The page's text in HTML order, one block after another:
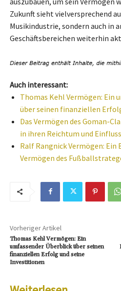
Zukunft sieht vielversprechend
Musikindustrie, sondern auch in
Geschäftsbereichen weiterhin
Auch interessant:
Thomas Kehl Vermögen: Ein
über seinen finanziellen
Das Vermögen des Goman-
in ihren Reichtum und Einfluss
Ralf Rangnick Vermögen: Ein
Vermögen des
Vorheriger Artikel
Thomas Kehl Vermögen: Ein
umfassender Überblick über seinen
finanziellen Erfolg und seine
Investitionen